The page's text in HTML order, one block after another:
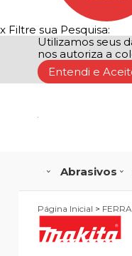
x Filtre sua Pesquisa:
Utilizamos seus
nos autoriza a
Entendi e
Abrasivos
Página Inicial >